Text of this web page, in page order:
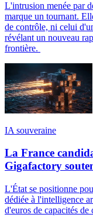
L'intrusion menée par
marque un tournant.
de contrôle, ni celui
révélant un nouveau
frontière.
IA souveraine
La France
Gigafactory
L'État se positionne
dédiée à l'intelligence
d'euros de capacités